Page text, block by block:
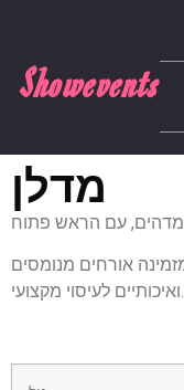
Showevents
מדלן
אורחים מנומסים
ואיכותיים לעיסוי מקצועי.